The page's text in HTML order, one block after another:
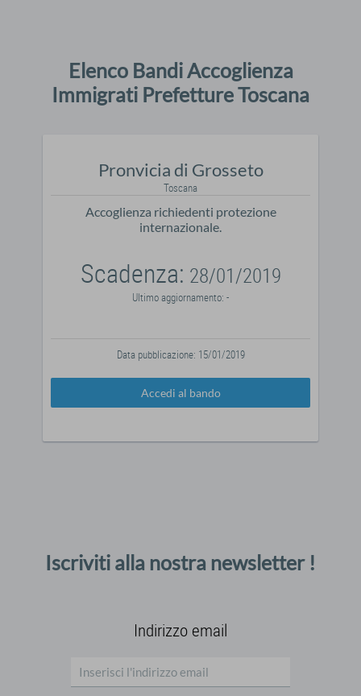
Elenco Bandi Accoglienza
Immigrati Prefetture Toscana
Pronvicia di Grosseto
Toscana
Accoglienza richiedenti protezione
internazionale.
Scadenza: 28/01/2019
Ultimo aggiornamento: -
Data pubblicazione: 15/01/2019
Accedi al bando
Iscriviti alla nostra newsletter !
Indirizzo email